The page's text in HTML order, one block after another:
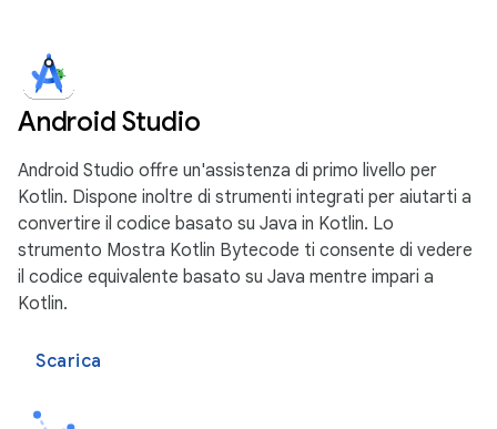
Android Studio
Android Studio offre un'assistenza di primo livello per
Kotlin. Dispone inoltre di strumenti integrati per aiutarti a
convertire il codice basato su Java in Kotlin. Lo
strumento Mostra Kotlin Bytecode ti consente di vedere
il codice equivalente basato su Java mentre impari a
Kotlin.
Scarica